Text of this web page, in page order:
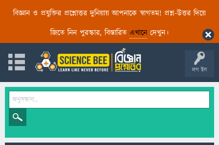
বিজ্ঞান ও প্রযুক্তির প্রশ্নোত্তর দুনিয়ায় আপনাকে স্বাগতম! প্রশ্ন-উত্তর দিয়ে
জিতে নিন পুরস্কার, বিস্তারিত এখানেদেখুন।
লগ ইন